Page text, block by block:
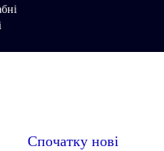
Спочатку нові